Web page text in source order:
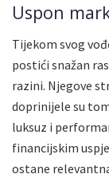
Uspon
Tijekom svog
postići snažan
razini. Njegove
doprinijele su
luksuz i
financijskim
ostane